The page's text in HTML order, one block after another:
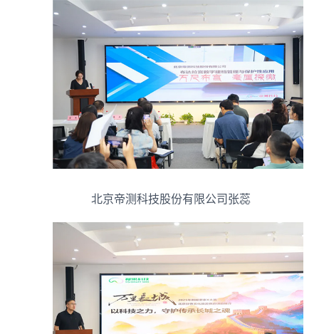
北京帝测科技股份有限公司张蕊